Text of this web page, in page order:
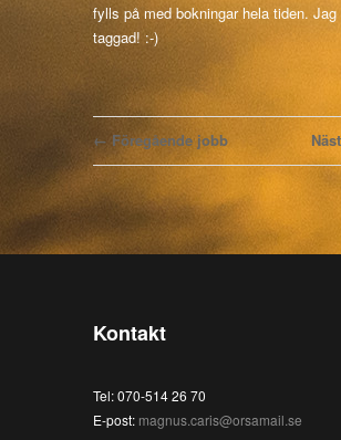
fylls på med bokningar hela tiden. Jag
taggad! :-)
← Föregående jobb
Kontakt
Tel: 070-514 26 70
E-post: magnus.caris@orsamail.se